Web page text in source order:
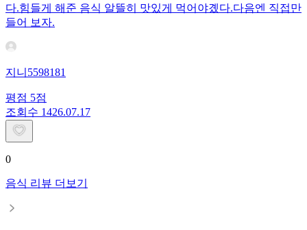
다.힘들게 해준 음식 알뜰히 맛있게 먹어야곘다.다음엔 직접만
들어 보자.
지니5598181
평점 5점
조회수 1426.07.17
0
음식 리뷰 더보기